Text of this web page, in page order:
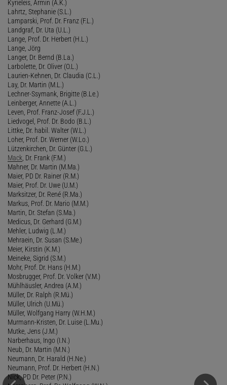
Kyrieleis, Armin (A.K.)
Lahrtz, Stephanie (S.L.)
Lamparski, Prof. Dr. Franz (F.L.)
Landgraf, Dr. Uta (U.L.)
Lange, Prof. Dr. Herbert (H.L.)
Lange, Jörg
Langer, Dr. Bernd (B.La.)
Larbolette, Dr. Oliver (O.L.)
Laurien-Kehnen, Dr. Claudia (C.L.)
Lay, Dr. Martin (M.L.)
Lechner-Ssymank, Brigitte (B.Le.)
Leinberger, Annette (A.L.)
Leven, Prof. Franz-Josef (F.J.L.)
Liedvogel, Prof. Dr. Bodo (B.L.)
Littke, Dr. habil. Walter (W.L.)
Loher, Prof. Dr. Werner (W.Lo.)
Lützenkirchen, Dr. Günter (G.L.)
Mack , Dr. Frank (F.M.)
Mahner, Dr. Martin (M.Ma.)
Maier, PD Dr. Rainer (R.M.)
Maier, Prof. Dr. Uwe (U.M.)
Marksitzer, Dr. René (R.Ma.)
Markus, Prof. Dr. Mario (M.M.)
Martin, Dr. Stefan (S.Ma.)
Medicus, Dr. Gerhard (G.M.)
Mehler, Ludwig (L.M.)
Mehraein, Dr. Susan (S.Me.)
Meier, Kirstin (K.M.)
Meineke, Sigrid (S.M.)
Mohr, Prof. Dr. Hans (H.M.)
Mosbrugger, Prof. Dr. Volker (V.M.)
Mühlhäusler, Andrea (A.M.)
Müller, Dr. Ralph (R.Mü.)
Müller, Ulrich (U.Mü.)
Müller, Wolfgang Harry (W.H.M.)
Murmann-Kristen, Dr. Luise (L.Mu.)
Mutke, Jens (J.M.)
Narberhaus, Ingo (I.N.)
Neub, Dr. Martin (M.N.)
Neumann, Dr. Harald (H.Ne.)
Neumann, Prof. Dr. Herbert (H.N.)
Nick, PD Dr. Peter (P.N.)